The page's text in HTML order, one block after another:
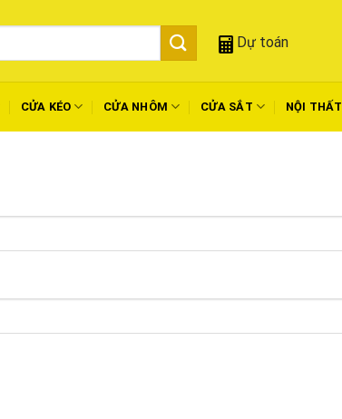
Dự toán
CỬA KÉO CỬA NHÔM CỬA SẮT NỘI THẤT